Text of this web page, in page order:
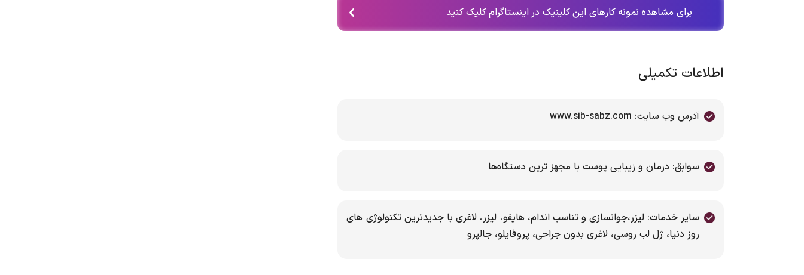
برای مشاهده نمونه کارهای این کلینیک در اینستاگرام کلیک کنید
اطلاعات تکمیلی
آدرس وب سایت: www.sib-sabz.com
سوابق: درمان و زیبایی پوست با مجهز ترین دستگاه‌ها
سایر خدمات: لیزر،جوانسازی و تناسب اندام، هایفو، لیزر، لاغری با جدیدترین تکنولوژی های
روز دنیا، ژل لب روسی، لاغری بدون جراحی، پروفایلو، جالپرو